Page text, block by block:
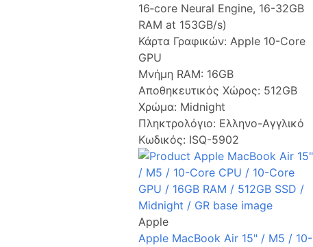
16‑core Neural Engine, 16-32GB
RAM at 153GB/s)
Κάρτα Γραφικών: Apple 10-Core
GPU
Μνήμη RAM: 16GB
Αποθηκευτικός Χώρος: 512GB
Χρώμα: Midnight
Πληκτρολόγιο: Ελληνο-Αγγλικό
Κωδικός: ISQ-5902
Apple
Apple MacBook Air 15" / M5 / 10-